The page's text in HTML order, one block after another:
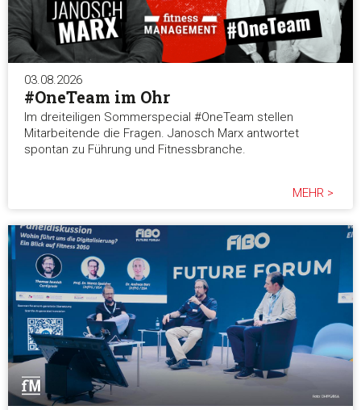
03.08.2026
#OneTeam im Ohr
Im dreiteiligen Sommerspecial #OneTeam stellen
Mitarbeitende die Fragen. Janosch Marx antwortet
spontan zu Führung und Fitnessbranche.
MEHR >